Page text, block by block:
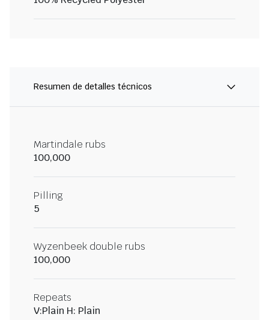
Resumen de detalles técnicos
Martindale rubs
100,000
Pilling
5
Wyzenbeek double rubs
100,000
Repeats
V:Plain H: Plain